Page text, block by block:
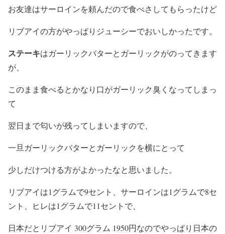
お友達はサーロインを頼んだので食べさしてもらったけど
リブアイの方がやっぱりジューシーでおいしかったです。
ステーキはガーリックバターとガーリックがのってきます
が、
このまま食べるとかなり口がガーリック臭くなってしまっ
て
翌日まで匂いが残ってしまいますので、
一旦ガーリックバターとガーリックを横にとって
少しだけつける方がよかったなと思いました。
リブアイは1グラムで9セント、サーロインは1グラムで8セ
ント、ヒレは1グラムで11セントで、
日本だとリブアイ 300グラム 1950円なのでやっぱり日本の